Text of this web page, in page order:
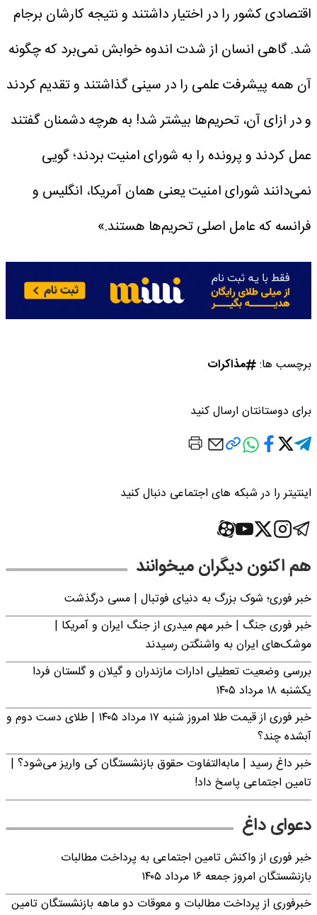
اقتصادی کشور را در اختیار داشتند و نتیجه کارشان برجام
شد. گاهی انسان از شدت اندوه خوابش نمی‌برد که چگونه
آن همه پیشرفت علمی را در سینی گذاشتند و تقدیم کردند
و در ازای آن، تحریم‌ها بیشتر شد! به هرچه دشمنان گفتند
عمل کردند و پرونده را به شورای امنیت بردند؛ گویی
نمی‌دانند شورای امنیت یعنی همان آمریکا، انگلیس و
فرانسه که عامل اصلی تحریم‌ها هستند.»
برچسب ها: مذاکرات
برای دوستانتان ارسال کنید
اینتیتر را در شبکه های اجتماعی دنبال کنید
هم اکنون دیگران میخوانند
خبر فوری؛‌ شوک بزرگ به دنیای فوتبال | مسی درگذشت
خبر فوری جنگ | خبر مهم میدری از جنگ ایران و آمریکا |
موشک‌های ایران به واشنگتن رسیدند
بررسی وضعیت تعطیلی ادارات مازندران و گیلان و گلستان فردا
یکشنبه ۱۸ مرداد ۱۴۰۵
خبر فوری از قیمت طلا امروز شنبه ۱۷ مرداد ۱۴۰۵ | طلای دست دوم و
آبشده چند؟
خبر داغ رسید | مابه‌التفاوت حقوق بازنشستگان کی واریز می‌شود؟ |
تامین اجتماعی پاسخ داد!
دعوای داغ
خبر فوری از واکنش تامین اجتماعی به پرداخت مطالبات
بازنشستگان امروز جمعه ۱۶ مرداد ۱۴۰۵
خبرفوری از پرداخت مطالبات و معوقات دو ماهه بازنشستگان تامین